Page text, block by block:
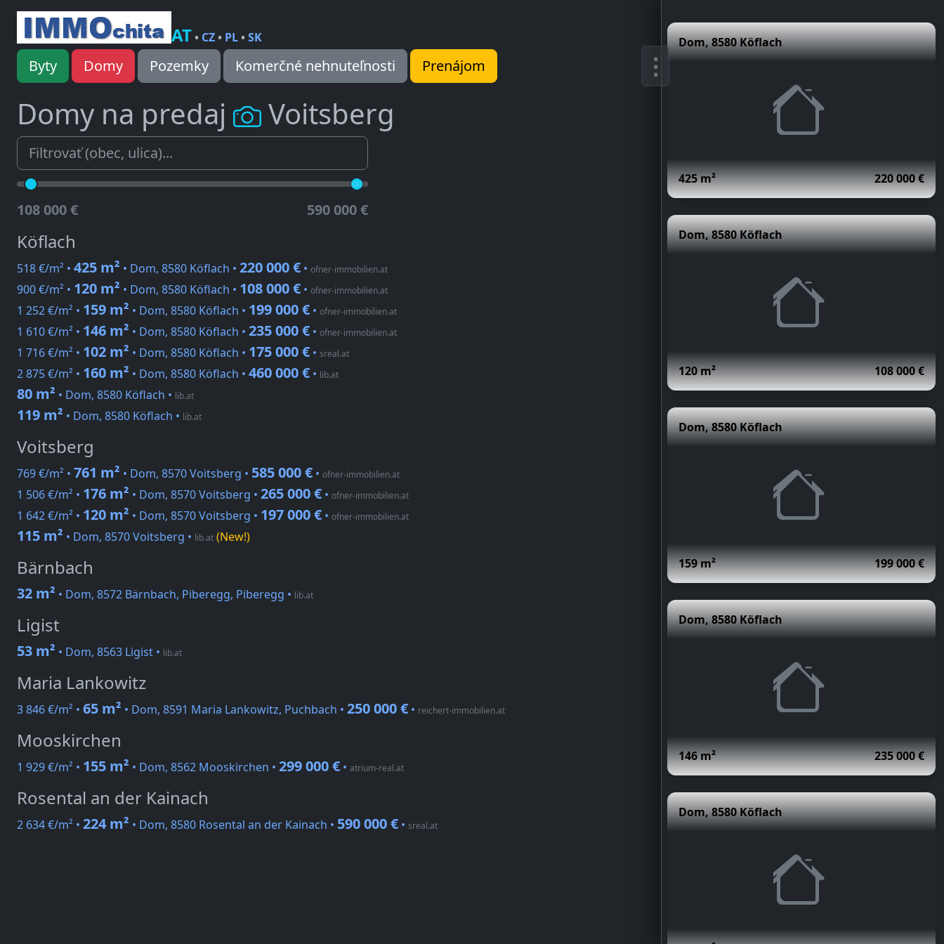
AT• CZ• PL•SK
Byty Domy Pozemky Komerčné nehnuteľnosti Prenájom
Domy na predaj Voitsberg
108 000 € 590 000 €
Köflach
518 €/m² • 425 m² • Dom, 8580 Köflach • 220 000 € • ofner-immobilien.at
900 €/m² • 120 m² • Dom, 8580 Köflach • 108 000 € • ofner-immobilien.at
1 252 €/m² • 159 m² • Dom, 8580 Köflach • 199 000 € • ofner-immobilien.at
1 610 €/m² • 146 m² • Dom, 8580 Köflach • 235 000 € • ofner-immobilien.at
1 716 €/m² • 102 m² • Dom, 8580 Köflach • 175 000 € • sreal.at
2 875 €/m² • 160 m² • Dom, 8580 Köflach • 460 000 € • lib.at
80 m² • Dom, 8580 Köflach • lib.at
119 m² • Dom, 8580 Köflach • lib.at
Voitsberg
769 €/m² • 761 m² • Dom, 8570 Voitsberg • 585 000 € • ofner-immobilien.at
1 506 €/m² • 176 m² • Dom, 8570 Voitsberg • 265 000 € • ofner-immobilien.at
1 642 €/m² • 120 m² • Dom, 8570 Voitsberg • 197 000 € • ofner-immobilien.at
115 m² • Dom, 8570 Voitsberg • lib.at (New!)
Bärnbach
32 m² • Dom, 8572 Bärnbach, Piberegg, Piberegg • lib.at
Ligist
53 m² • Dom, 8563 Ligist • lib.at
Maria Lankowitz
3 846 €/m² • 65 m² • Dom, 8591 Maria Lankowitz, Puchbach • 250 000 € • reichert-immobilien.at
Mooskirchen
1 929 €/m² • 155 m² • Dom, 8562 Mooskirchen • 299 000 € • atrium-real.at
Rosental an der Kainach
2 634 €/m² • 224 m² • Dom, 8580 Rosental an der Kainach • 590 000 € • sreal.at